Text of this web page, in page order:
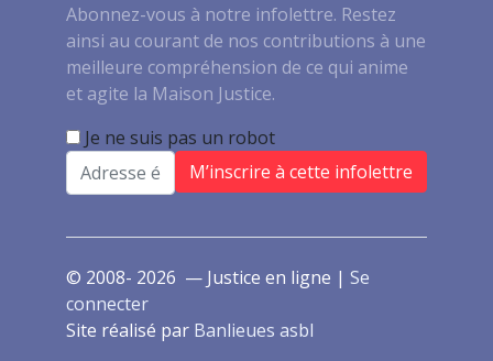
Abonnez-vous à notre infolettre. Restez
ainsi au courant de nos contributions à une
meilleure compréhension de ce qui anime
et agite la Maison Justice.
Je ne suis pas un robot
Email
© 2008- 2026 — Justice en ligne | Se
connecter
Site réalisé par Banlieues asbl